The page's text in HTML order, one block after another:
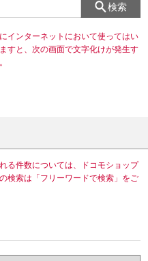
検索
インターネットにおいて使ってはい
すと、次の画面で文字化けが発生す
る件数については、ドコモショップ
検索は「フリーワードで検索」をご